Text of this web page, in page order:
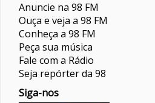
Anuncie na 98 FM
Ouça e veja a 98 FM
Conheça a 98 FM
Peça sua música
Fale com a Rádio
Seja repórter da 98
Siga-nos